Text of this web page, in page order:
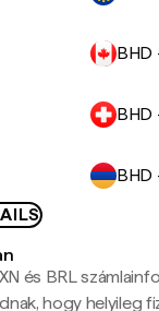
BHD
BHD
BHD
és BRL
hogy helyileg